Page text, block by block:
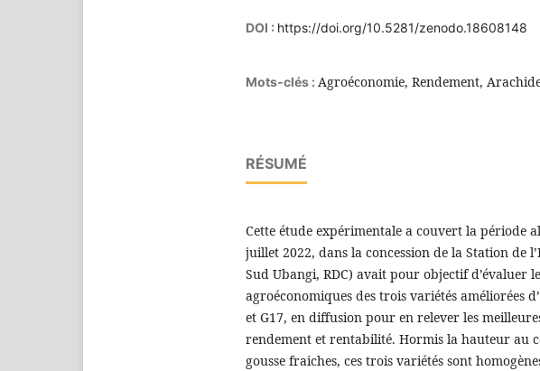
DOI : https://doi.org/10.5281/zenodo.18608148
Mots-clés : Agroéconomie, Rendement,
RÉSUMÉ
Cette étude expérimentale a couvert la période
juillet 2022, dans la concession de la Station de
Sud Ubangi, RDC) avait pour objectif d’évaluer
agroéconomiques des trois variétés améliorées
et G17, en diffusion pour en relever les
rendement et rentabilité. Hormis la hauteur au
gousse fraiches, ces trois variétés sont